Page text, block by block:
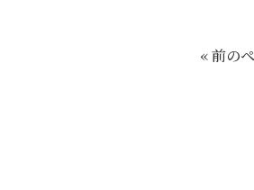
« 前の